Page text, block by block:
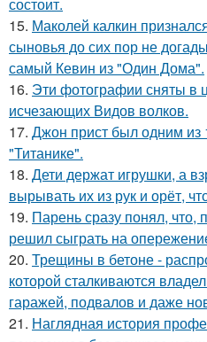
15. Маколей калкин
сыновья до сих пор не
самый Кевин из "Один Дома".
16. Эти фотографии сняты в
исчезающих Видов волков.
17. Джон прист был одним из
"Титанике".
18. Дети держат игрушки, а
вырывать их из рук и орёт,
19. Парень сразу понял, что,
решил сыграть на
20. Трещины в бетоне -
которой сталкиваются
гаражей, подвалов и даже
21. Наглядная история